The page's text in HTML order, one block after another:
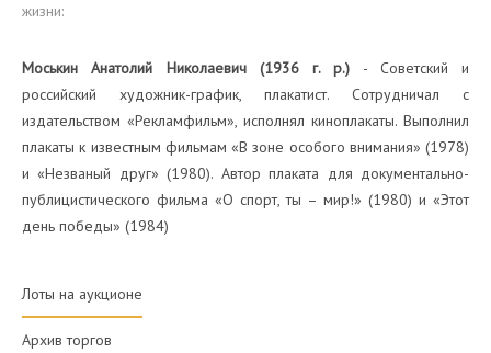
жизни:
Моськин Анатолий Николаевич (1936 г. р.) - Советский и
российский художник-график, плакатист. Сотрудничал с
издательством «Рекламфильм», исполнял киноплакаты. Выполнил
плакаты к известным фильмам «В зоне особого внимания» (1978)
и «Незваный друг» (1980). Автор плаката для документально-
публицистического фильма «О спорт, ты – мир!» (1980) и «Этот
день победы» (1984)
Лоты на аукционе
Архив торгов